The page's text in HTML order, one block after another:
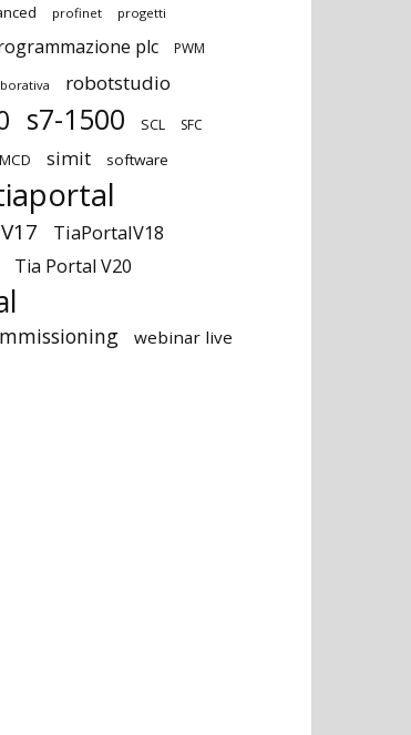
profinet progetti
plc PWM
robotstudio
s7-1500 SCL SFC
simit software
TiaPortalV18
Tia Portal V20
webinar live